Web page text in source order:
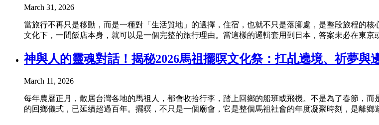
March 31, 2026
當旅行不再只是移動，而是一種對「生活質地」的選擇，住宿，也就不只是落腳處，是整段旅程的
文化下，一間飯店本身，就可以是一個完整的旅行理由。當這樣的邏輯套用到日本，答案未必在東
神與人的靈魂對話！揭秘2026馬祖擺暝文化祭：扛乩遶境、祈夢與
March 11, 2026
每年農曆正月，散居台灣各地的馬祖人，都會收拾行李，踏上回鄉的船班或飛機。不是為了春節，
的回鄉儀式，已延續超過百年。擺暝，不只是一個廟會，它是整個馬祖社會的年度凝聚時刻，是離